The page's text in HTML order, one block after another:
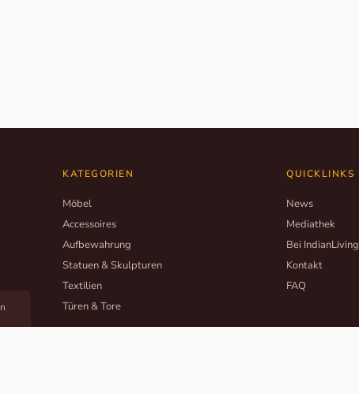
KATEGORIEN
Möbel
Accessoires
Aufbewahrung
Statuen & Skulpturen
Textilien
Türen & Tore
QUICKLINKS
News
Mediathek
Bei IndianLiving
Kontakt
FAQ